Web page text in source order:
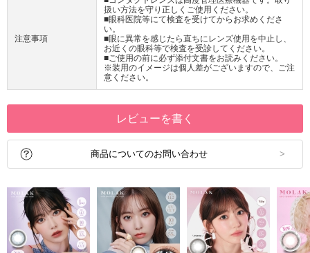
注意事項
扱い方法を守り正しくご使用ください。
■眼科医院等にて検査を受けてからお求めくださ
い。
■眼に異常を感じたら直ちにレンズ使用を中止し、
お近くの眼科等で検査を受診してください。
■ご使用の前に必ず添付文書をお読みください。
※装用のイメージは個人差がございますので、ご注
意ください。
レビューを書く
商品についてのお問い合わせ